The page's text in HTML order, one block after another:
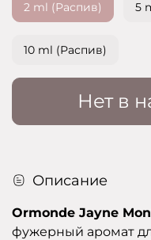
Нет в
2 ml (Распив) 5
10 ml (Распив)
Описание
Ormonde Jayne
фужерный аромат